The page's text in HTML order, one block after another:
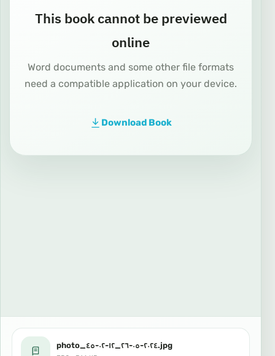
This book cannot be previewed
online
Word documents and some other file formats
need a compatible application on your device.
Download Book
photo_٢٠٢٤-٠٥-٢٦_١٢-٠٢-٤٥.jpg